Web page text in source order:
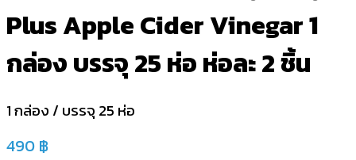
Plus Apple Cider Vinegar 1
กล่อง บรรจุ 25 ห่อ ห่อละ 2 ชิ้น
1 กล่อง / บรรจุ 25 ห่อ
490 ฿